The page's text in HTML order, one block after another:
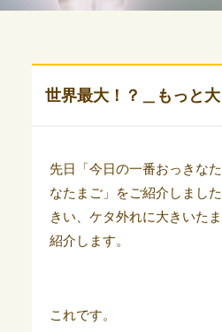
世界最大！？＿もっと
先日「今日の一番おっきな
なたまご」をご紹介しまし
きい、ケタ外れに大きいた
紹介します。
これです。